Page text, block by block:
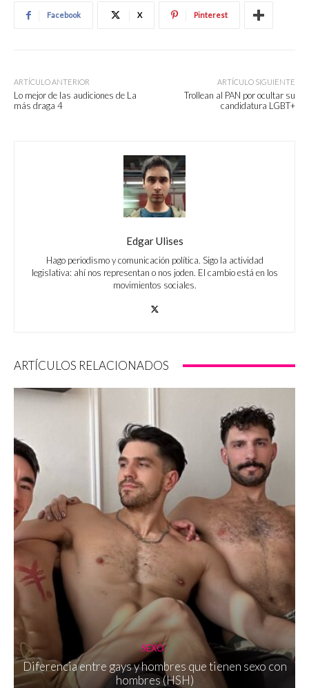
Facebook X Pinterest
ARTÍCULO ANTERIOR
Lo mejor de las audiciones de La
más draga 4
ARTÍCULO SIGUIENTE
Trollean al PAN por ocultar su
candidatura LGBT+
Edgar Ulises
Hago periodismo y comunicación política. Sigo la actividad
legislativa: ahí nos representan o nos joden. El cambio está en los
movimientos sociales.
ARTÍCULOS RELACIONADOS
SEXO
Diferencia entre gays y hombres que tienen sexo con
hombres (HSH)